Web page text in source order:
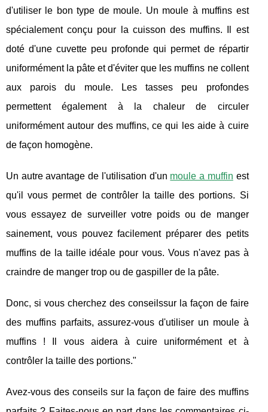
d'utiliser le bon type de moule. Un moule à muffins est
spécialement conçu pour la cuisson des muffins. Il est
doté d'une cuvette peu profonde qui permet de répartir
uniformément la pâte et d'éviter que les muffins ne collent
aux parois du moule. Les tasses peu profondes
permettent également à la chaleur de circuler
uniformément autour des muffins, ce qui les aide à cuire
de façon homogène.
Un autre avantage de l'utilisation d'un moule a muffin est
qu'il vous permet de contrôler la taille des portions. Si
vous essayez de surveiller votre poids ou de manger
sainement, vous pouvez facilement préparer des petits
muffins de la taille idéale pour vous. Vous n'avez pas à
craindre de manger trop ou de gaspiller de la pâte.
Donc, si vous cherchez des conseilssur la façon de faire
des muffins parfaits, assurez-vous d'utiliser un moule à
muffins ! Il vous aidera à cuire uniformément et à
contrôler la taille des portions."
Avez-vous des conseils sur la façon de faire des muffins